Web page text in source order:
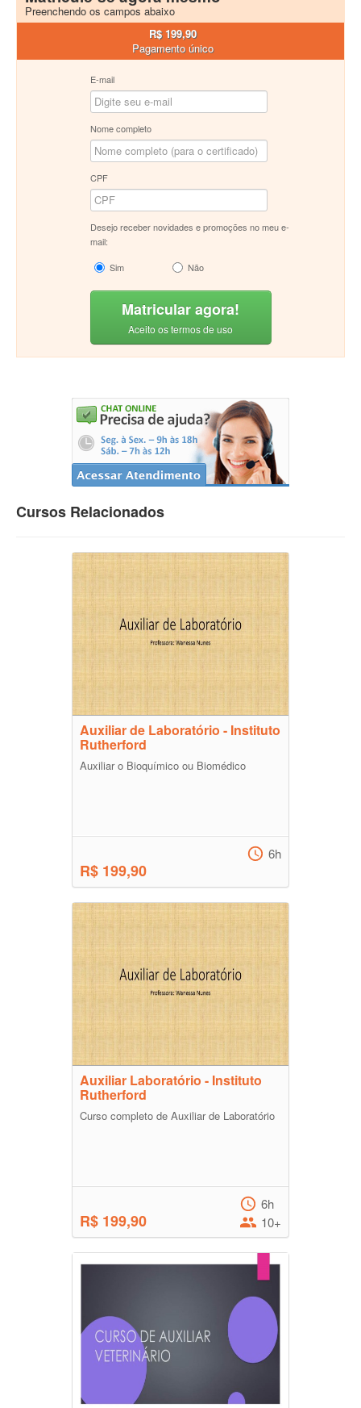
Preenchendo os campos abaixo
R$ 199,90
Pagamento único
E-mail
Nome completo
CPF
Desejo receber novidades e promoções no meu e-
mail:
Sim
Não
Matricular agora!
Aceito os termos de uso
Cursos Relacionados
Auxiliar de Laboratório - Instituto
Rutherford
Auxiliar o Bioquímico ou Biomédico
R$ 199,90
6h
Auxiliar Laboratório - Instituto
Rutherford
Curso completo de Auxiliar de Laboratório
R$ 199,90
6h
10+